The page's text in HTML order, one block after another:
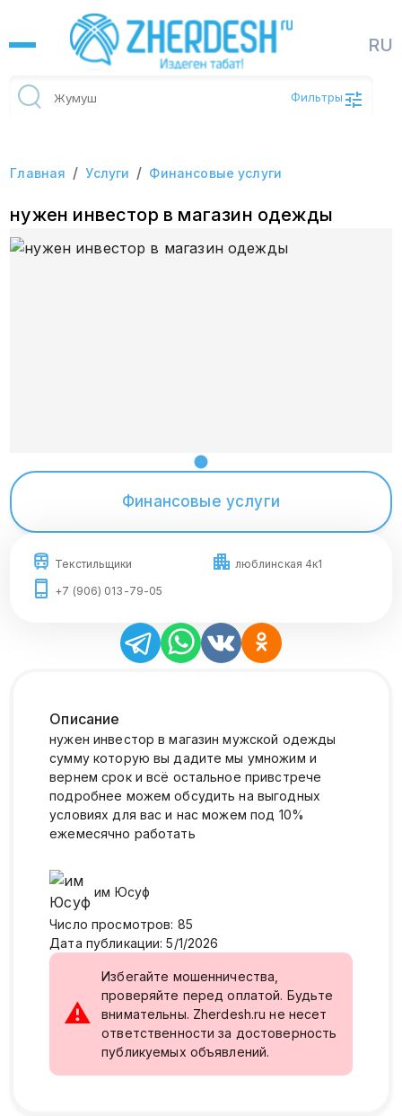
RU
Фильтры
Главная / Услуги / Финансовые услуги
нужен инвестор в магазин одежды
Финансовые услуги
Текстильщики
люблинская 4к1
+7 (906) 013-79-05
Описание
нужен инвестор в магазин мужской одежды
сумму которую вы дадите мы умножим и
вернем срок и всё остальное привстрече
подробнее можем обсудить на выгодных
условиях для вас и нас можем под 10%
ежемесячно работать
им Юсуф
Число просмотров: 85
Дата публикации: 5/1/2026
⚠
Избегайте мошенничества,
проверяйте перед оплатой. Будьте
внимательны. Zherdesh.ru не несет
ответственности за достоверность
публикуемых объявлений.